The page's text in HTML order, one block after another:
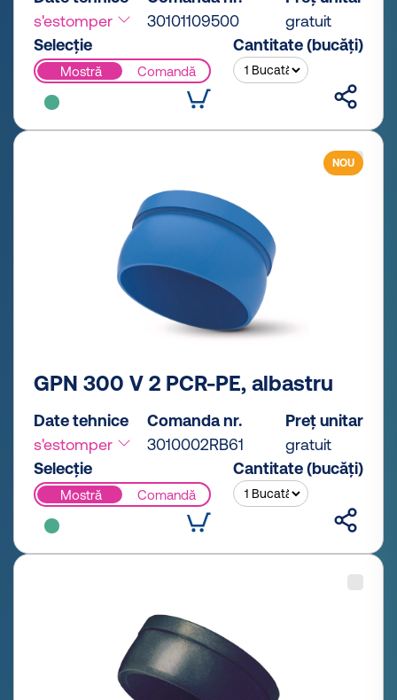
s'estomper
30101109500
gratuit
Selecție
Mostră Comandă
Cantitate (bucăți)
NOU
GPN 300 V 2 PCR-PE, albastru
Date tehnice
s'estomper
Comanda nr.
3010002RB61
Preț unitar
gratuit
Selecție
Mostră Comandă
Cantitate (bucăți)